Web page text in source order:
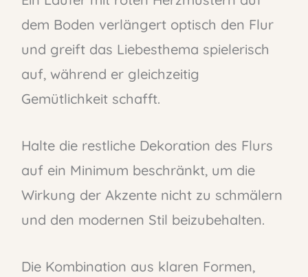
dem Boden verlängert optisch den Flur
und greift das Liebesthema spielerisch
auf, während er gleichzeitig
Gemütlichkeit schafft.
Halte die restliche Dekoration des Flurs
auf ein Minimum beschränkt, um die
Wirkung der Akzente nicht zu schmälern
und den modernen Stil beizubehalten.
Die Kombination aus klaren Formen,